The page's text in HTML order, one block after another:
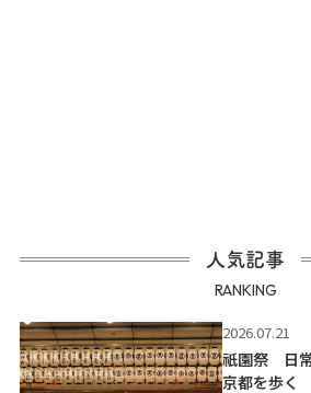
人気記事
RANKING
2026.07.21
祇園祭 日
京都を歩く